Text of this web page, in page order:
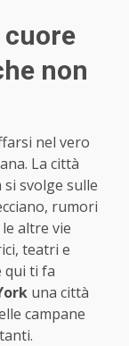
cuore
non
nel vero
La città
si svolge sulle
rumori
altre vie
teatri e
qui ti fa
una città
campane